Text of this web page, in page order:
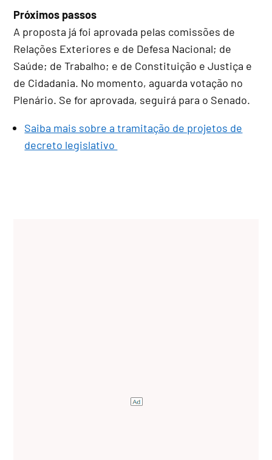
Próximos passos
A proposta já foi aprovada pelas comissões de
Relações Exteriores e de Defesa Nacional; de
Saúde; de Trabalho; e de Constituição e Justiça e
de Cidadania. No momento, aguarda votação no
Plenário. Se for aprovada, seguirá para o Senado.
Saiba mais sobre a tramitação de projetos de
decreto legislativo